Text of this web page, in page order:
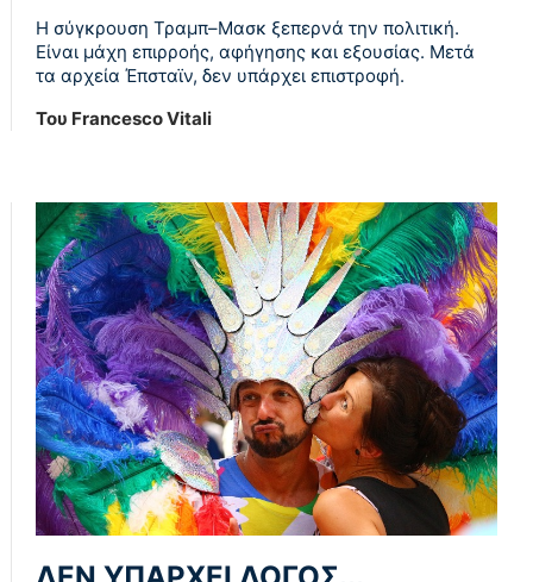
Η σύγκρουση Τραμπ–Μασκ ξεπερνά την πολιτική.
Είναι μάχη επιρροής, αφήγησης και εξουσίας. Μετά
τα αρχεία Έπσταϊν, δεν υπάρχει επιστροφή.
Του Francesco Vitali